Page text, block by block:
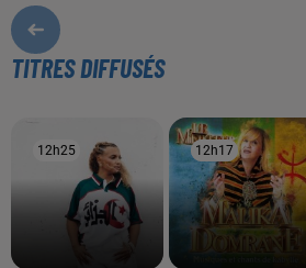
TITRES DIFFUSÉS
12h25
12h25 12h17
12h17